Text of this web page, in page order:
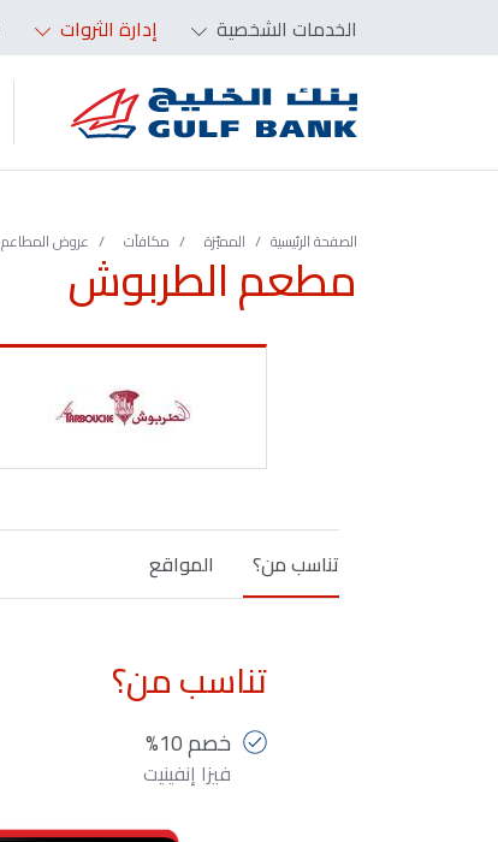
الخدمات الشخصية إدارة الثروات
الصفحة الرئيسية المميّزة‬‬‬‬‬‬‬‬‬‬ مكافآت عروض المطاعممطعم الطربوش
تناسب من؟ المواقع
تناسب من؟
خصم 10%
فيزا إنفينيت